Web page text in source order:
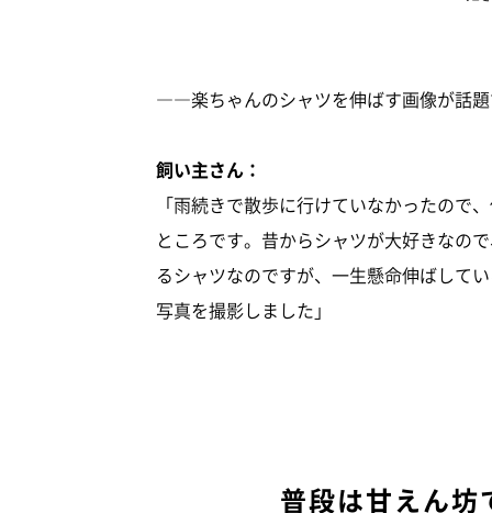
――楽ちゃんのシャツを伸ばす画像が話
飼い主さん：
「雨続きで散歩に行けていなかったので
ところです。昔からシャツが大好きなの
るシャツなのですが、一生懸命伸ばして
写真を撮影しました」
普段は甘えん